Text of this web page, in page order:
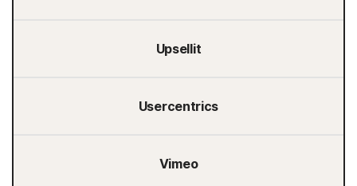
Upsellit
Usercentrics
Vimeo